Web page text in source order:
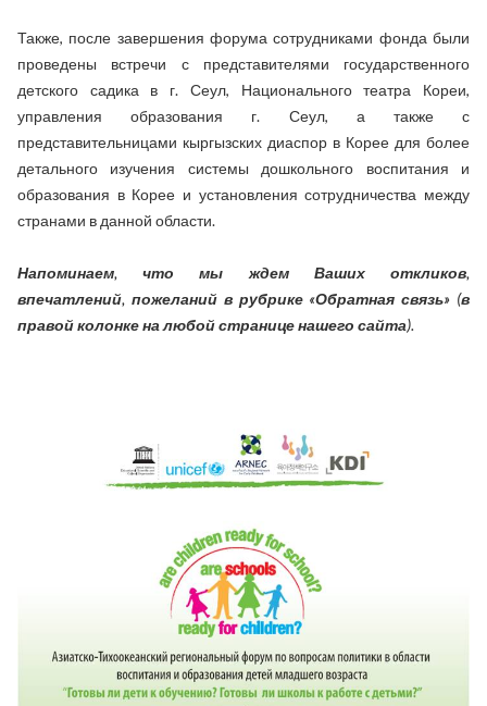
Также, после завершения форума сотрудниками фонда были
проведены встречи с представителями государственного
детского садика в г. Сеул, Национального театра Кореи,
управления образования г. Сеул, а также с
представительницами кыргызских диаспор в Корее для более
детального изучения системы дошкольного воспитания и
образования в Корее и установления сотрудничества между
странами в данной области.
Напоминаем, что мы ждем Ваших откликов,
впечатлений, пожеланий в рубрике «Обратная связь» (в
правой колонке на любой странице нашего сайта).